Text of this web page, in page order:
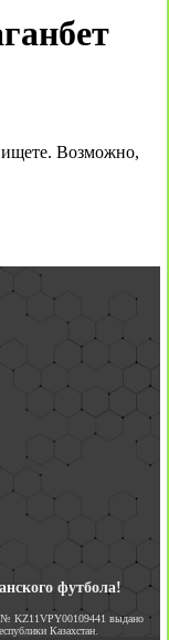
Возможно,
футбола!
№ KZ11VPY00109441 выдано
Казахстан.